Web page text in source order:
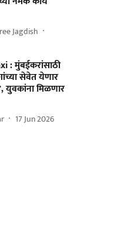
Jagdish
: मुंबईकरांसाठी
सेवेत येणार
युवकांना मिळणार
17 Jun 2026